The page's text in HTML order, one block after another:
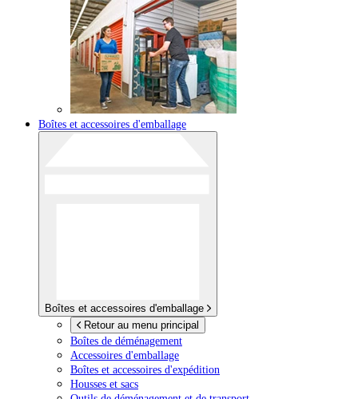
Boîtes et accessoires d'emballage
Boîtes et accessoires d'emballage
Retour au menu principal
Boîtes de déménagement
Accessoires d'emballage
Boîtes et accessoires d'expédition
Housses et sacs